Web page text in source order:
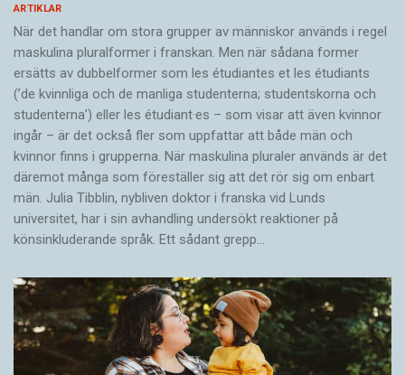
ARTIKLAR
När det handlar om stora grupper av människor används i regel
maskulina pluralformer i franskan. Men när sådana ­former
ersätts av dubbel­former som les étudiantes et les étudiants
(’de kvinnliga och de manliga studenterna; studentskorna och
studenterna’) eller les étudiant·es – som visar att även kvinnor
ingår – är det också fler som uppfattar att både män och
kvinnor finns i grupperna. När maskulina pluraler används är det
där­emot många som föreställer sig att det rör sig om enbart
män. Julia Tibblin, nybliven doktor i franska vid Lunds
universitet, har i sin avhandling undersökt reaktioner på
könsinkluderande språk. Ett sådant grepp…